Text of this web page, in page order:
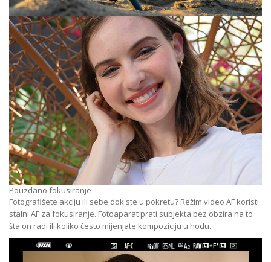
Pouzdano fokusiranje
Fotografišete akciju ili sebe dok ste u pokretu? Režim video AF koristi
stalni AF za fokusiranje. Fotoaparat prati subjekta bez obzira na to
šta on radi ili koliko često mijenjate kompoziciju u hodu.